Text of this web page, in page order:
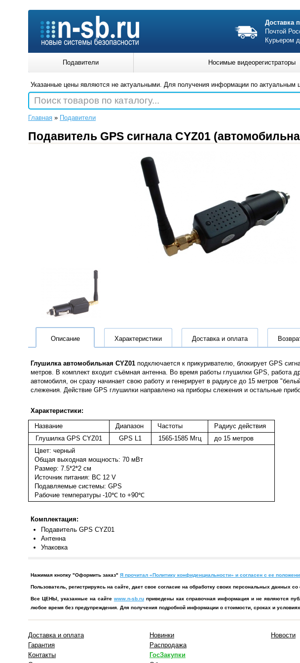
Главная » Подавители
Подавитель GPS сигнала CYZ01
Описание Характеристики Доставка и оплата
Глушилка автомобильная CYZ01 подключается к прикуривателю, блокирует GPS
метров. В комплект входит съёмная антенна. Во время работы глушилки GPS, работа
автомобиля, он сразу начинает свою работу и генерирует в радиусе до 15 метров
слежения. Действие GPS глушилки направлено на приборы слежения и остальные
Характеристики:
Название Диапазон Частоты
Радиус действия
Глушилка GPS CYZ01
GPS L1 1565-1585 Мгц
до 15 метров
Цвет: черный
Общая выходная мощность: 70 мВт
Размер: 7.5*2*2 см
Источник питания: ВС 12 V
Подавляемые системы: GPS
Рабочие температуры -10℃ to +90℃
Комплектация:
Подавитель GPS CYZ01
Антенна
Упаковка
Доставка
Почтой
Курьером
Подавители Носимые видеорегистраторы
Указанные цены являются не актуальными. Для получения информации по
Поиск товаров по каталогу...
Нажимая кнопку "Оформить заказ" Я прочитал «Политику конфиденциальности» и согласен с ее
Пользователь, регистрируясь на сайте, дает свое согласие на обработку своих персональных данных
Все ЦЕНЫ, указанные на сайте www.n-sb.ruприведены как справочная информация и не являются
любое время без предупреждения. Для получения подробной информации о стоимости, сроках и
Доставка и оплата
Гарантия
Контакты
Новинки
Распродажа
ГосЗакупки
Новости